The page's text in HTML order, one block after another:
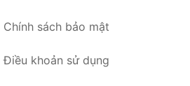
Chính sách bảo mật
Điều khoản sử dụng